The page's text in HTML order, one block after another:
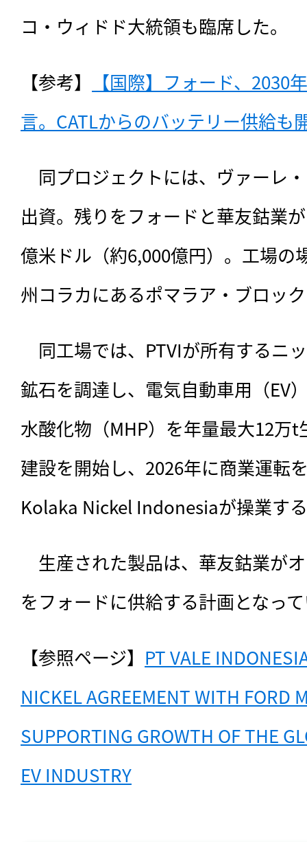
コ・ウィドド大統領も臨席した。
【参考】
【国際】フォード、2030
言。CATLからのバッテリー供給も
同プロジェクトには、 ヴァーレ
出資。残りをフォードと華友鈷業
億米ドル（約6,000億円）。工場の
州コラカにあるポマラア・ブロッ
同工場では、PTVIが所有するニ
鉱石を調達し、電気自動車用（EV
水酸化物（MHP）を年量最大12万
建設を開始し、2026年に商業運転
Kolaka Nickel Indonesiaが操業す
生産された製品は、華友鈷業が
をフォードに供給する計画となっ
【参照ページ】 PT VALE
NICKEL AGREEMENT WITH FORD
SUPPORTING GROWTH OF THE
EV INDUSTRY